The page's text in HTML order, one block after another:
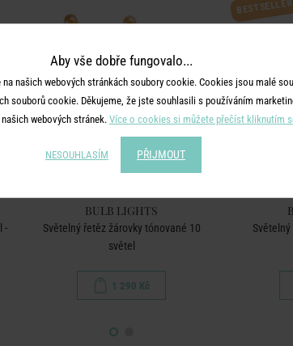
-
BULB LIGHTS
Světelný řetěz žárovky tónované 10
světel
1 290 Kč
BESTSELLER
Aby vše dobře fungovalo...
našich webových stránkách soubory cookie. Cookies jsou malé
souborů cookie. Děkujeme, že jste souhlasili s používáním
webových stránek. Více o cookies si můžete přečíst kliknutím
NESOUHLASÍM PŘIJMOUT